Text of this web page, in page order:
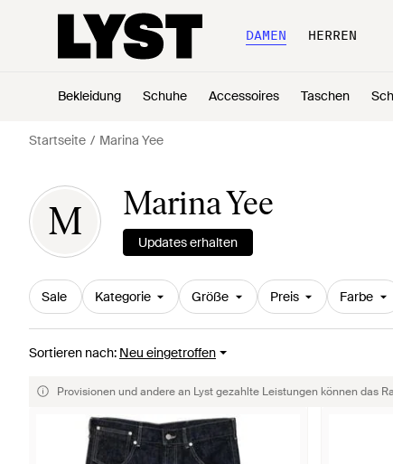
DAMEN HERREN
Bekleidung Schuhe Accessoires Taschen
Startseite Marina Yee
M Marina Yee
Updates erhalten
Sale Kategorie Größe Preis Farbe
Sortieren nach: Neu eingetroffen
Provisionen und andere an Lyst gezahlte Leistungen können das